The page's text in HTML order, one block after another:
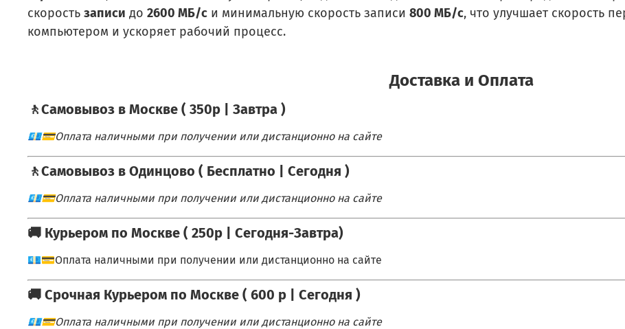
скорость записи до 2600 МБ/с и минимальную скорость записи 800 МБ/с, что улучшает скорость
компьютером и ускоряет рабочий процесс.
Доставка и Оплата
🚶Самовывоз в Москве ( 350р | Завтра )
💶💳Оплата наличными при получении или дистанционно на сайте
🚶Самовывоз в Одинцово ( Бесплатно | Сегодня )
💶💳Оплата наличными при получении или дистанционно на сайте
🚚 Курьером по Москве ( 250p | Сегодня-Завтра)
💶💳Оплата наличными при получении или дистанционно на сайте
🚚 Срочная Курьером по Москве ( 600 p | Сегодня )
💶💳Оплата наличными при получении или дистанционно на сайте